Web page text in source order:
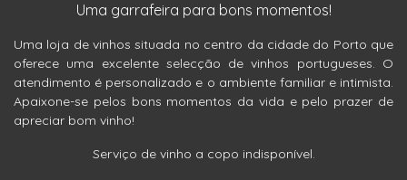
Uma garrafeira para bons momentos!
Uma loja de vinhos situada no centro da cidade do Porto que
oferece uma excelente selecção de vinhos portugueses. O
atendimento é personalizado e o ambiente familiar e intimista.
Apaixone-se pelos bons momentos da vida e pelo prazer de
apreciar bom vinho!
Serviço de vinho a copo indisponível.